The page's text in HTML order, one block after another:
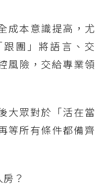
成本意識提高，尤
團」將語言、交
風險，交給專業領
大眾對於「活在當
等所有條件都備齊
？